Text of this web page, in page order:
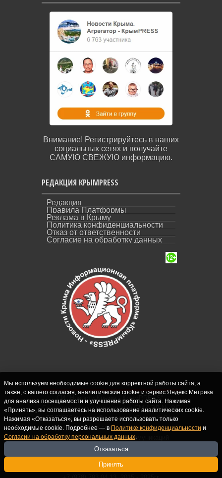
Внимание! Регистрируйтесь в наших
социальных сетях и получайте
САМУЮ СВЕЖУЮ информацию.
РЕДАКЦИЯ КРЫМPRESS
Редакция
Правила Платформы
Реклама в Крыму
Политика конфиденциальности
Отказ от ответственности
Согласие на обработку данных
СИ "Новости Крыма - КрымPRESS".
Свидетельство о регистрации СМИ ЭЛ № ФС
77-62916 выдано Федеральной службой по
надзору в сфере связи, информационных
технологий и массовых коммуникаций
(Роскомнадзор) 10.09.2015. Учредитель и
главный редактор: Крутских С.М. Почта:
crimearfinfo@yandex.ru. Телефон Редакции:
Мы используем необходимые cookie для корректной работы сайта, а
также, с вашего согласия, аналитические cookie и сервис Яндекс.Метрика
для анализа посещаемости и улучшения работы сайта. Нажимая
«Принять», вы соглашаетесь на использование аналитических cookie.
Нажимая «Отказаться», вы разрешаете использовать только
необходимые cookie. Подробнее — в Политике конфиденциальности и
Согласии на обработку персональных данных.
Отказаться
Принять